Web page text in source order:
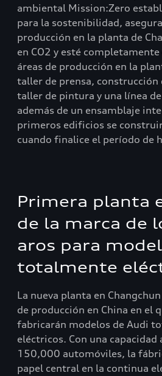
ambiental Mission:Zero
para la sostenibilidad,
producción en la planta de
en CO2 y esté
áreas de producción en la
taller de prensa, construcción
taller de pintura y una línea
además de un ensamblaje
primeros edificios se
cuando finalice el período de
Primera planta
de la marca de
aros para
totalmente
La nueva planta en
de producción en China en el
fabricarán modelos de Audi
eléctricos. Con una capacidad
150,000 automóviles, la
papel central en la continua